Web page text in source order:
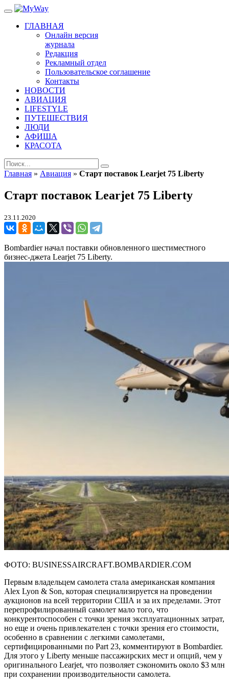
ГЛАВНАЯ
Онлайн версия
журнала
Редакция
Рекламный отдел
Пользовательское соглашение
Контакты
НОВОСТИ
АВИАЦИЯ
LIFESTYLE
ПУТЕШЕСТВИЯ
ЛЮДИ
АФИША
КРАСОТА
Главная » Авиация » Старт поставок Learjet 75 Liberty
Старт поставок Learjet 75 Liberty
23.11.2020
Bombardier начал поставки обновленного шестиместного
бизнес-джета Learjet 75 Liberty.
ФОТО: BUSINESSAIRCRAFT.BOMBARDIER.COM
Первым владельцем самолета стала американская компания
Alex Lyon & Son, которая специализируется на проведении
аукционов на всей территории США и за их пределами. Этот
перепрофилированный самолет мало того, что
конкурентоспособен с точки зрения эксплуатационных затрат,
но еще и очень привлекателен с точки зрения его стоимости,
особенно в сравнении с легкими самолетами,
сертифицированными по Part 23, комментируют в Bombardier.
Для этого у Liberty меньше пассажирских мест и опций, чем у
оригинального Learjet, что позволяет сэкономить около $3 млн
при сохранении производительности самолета.